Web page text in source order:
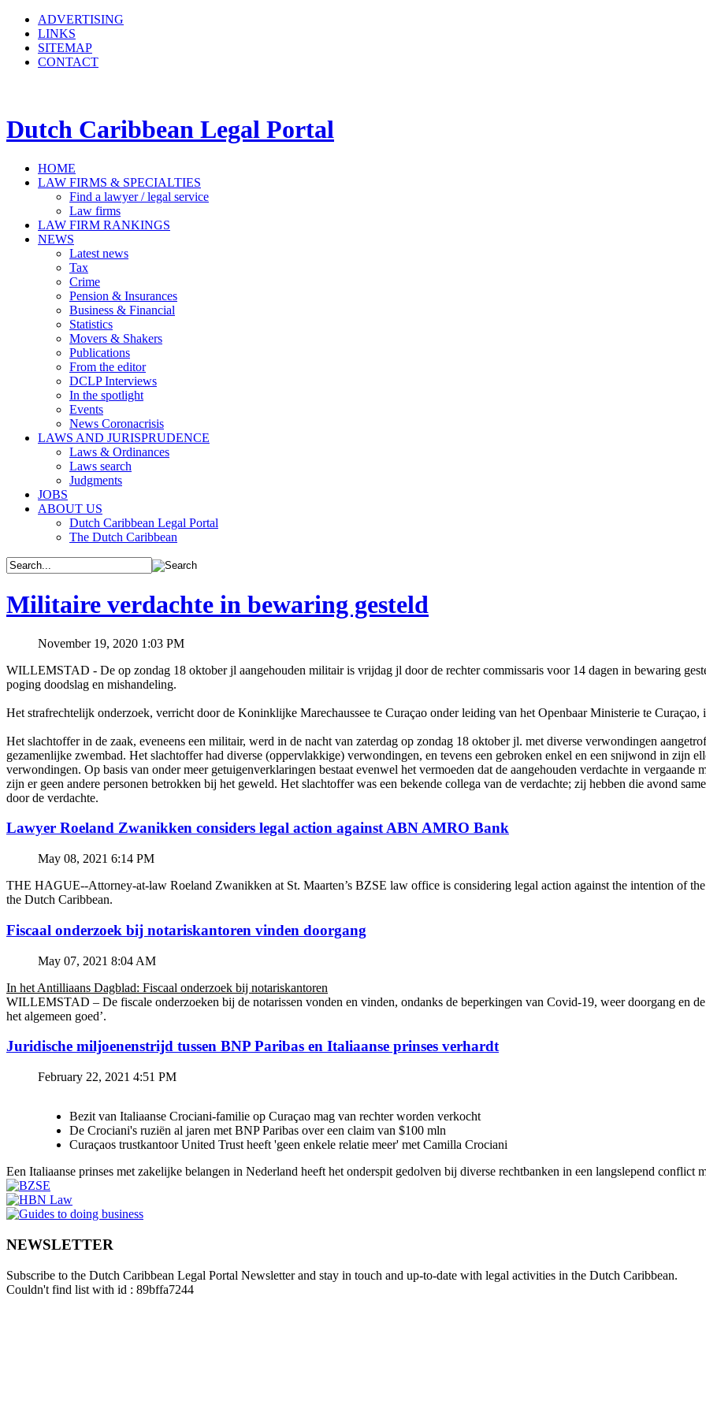
ADVERTISING
LINKS
SITEMAP
CONTACT
Dutch Caribbean Legal Portal
HOME
LAW FIRMS & SPECIALTIES
Find a lawyer / legal service
Law firms
LAW FIRM RANKINGS
NEWS
Latest news
Tax
Crime
Pension & Insurances
Business & Financial
Statistics
Movers & Shakers
Publications
From the editor
DCLP Interviews
In the spotlight
Events
News Coronacrisis
LAWS AND JURISPRUDENCE
Laws & Ordinances
Laws search
Judgments
JOBS
ABOUT US
Dutch Caribbean Legal Portal
The Dutch Caribbean
Militaire verdachte in bewaring gesteld
November 19, 2020 1:03 PM
WILLEMSTAD - De op zondag 18 oktober jl aangehouden militair is vrijdag jl door de rechter commissaris voor 14 dagen in bewaring
poging doodslag en mishandeling.
Het strafrechtelijk onderzoek, verricht door de Koninklijke Marechaussee te Curaçao onder leiding van het Openbaar Ministerie te Curaçao,
Het slachtoffer in de zaak, eveneens een militair, werd in de nacht van zaterdag op zondag 18 oktober jl. met diverse verwondingen
gezamenlijke zwembad. Het slachtoffer had diverse (oppervlakkige) verwondingen, en tevens een gebroken enkel en een snijwond in zijn
verwondingen. Op basis van onder meer getuigenverklaringen bestaat evenwel het vermoeden dat de aangehouden verdachte in
zijn er geen andere personen betrokken bij het geweld. Het slachtoffer was een bekende collega van de verdachte; zij hebben die avond
door de verdachte.
Lawyer Roeland Zwanikken considers legal action against ABN AMRO Bank
May 08, 2021 6:14 PM
THE HAGUE--Attorney-at-law Roeland Zwanikken at St. Maarten’s BZSE law office is considering legal action against the intention of
the Dutch Caribbean.
Fiscaal onderzoek bij notariskantoren vinden doorgang
May 07, 2021 8:04 AM
In het Antilliaans Dagblad: Fiscaal onderzoek bij notariskantoren
WILLEMSTAD – De fiscale onderzoeken bij de notarissen vonden en vinden, ondanks de beperkingen van Covid-19, weer doorgang en
het algemeen goed’.
Juridische miljoenenstrijd tussen BNP Paribas en Italiaanse prinses verhardt
February 22, 2021 4:51 PM
Bezit van Italiaanse Crociani-familie op Curaçao mag van rechter worden verkocht
De Crociani's ruziën al jaren met BNP Paribas over een claim van $100 mln
Curaçaos trustkantoor United Trust heeft 'geen enkele relatie meer' met Camilla Crociani
Een Italiaanse prinses met zakelijke belangen in Nederland heeft het onderspit gedolven bij diverse rechtbanken in een langslepend conflict
NEWSLETTER
Subscribe to the Dutch Caribbean Legal Portal Newsletter and stay in touch and up-to-date with legal activities in the Dutch Caribbean.
Couldn't find list with id : 89bffa7244